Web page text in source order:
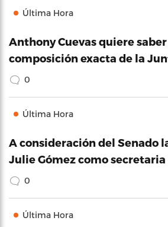
Última Hora
Anthony Cuevas quiere saber
composición exacta de la
0
Última Hora
A consideración del Senado
Julie Gómez como
0
Última Hora